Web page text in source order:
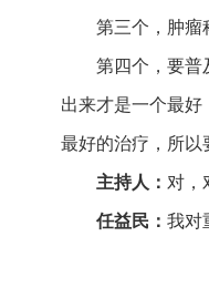
第三个，肿瘤
第四个，要普
出来才是一个最
最好的治疗，所以
主持人： 对，
任益民： 我对